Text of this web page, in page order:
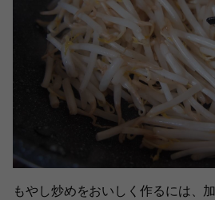
もやし炒めをおいしく作るには、